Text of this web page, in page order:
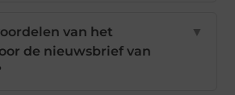
van het
de nieuwsbrief van
▼